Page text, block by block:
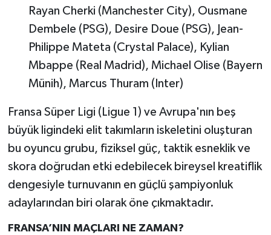
Rayan Cherki (Manchester City), Ousmane
Dembele (PSG), Desire Doue (PSG), Jean-
Philippe Mateta (Crystal Palace), Kylian
Mbappe (Real Madrid), Michael Olise (Bayern
Münih), Marcus Thuram (Inter)
Fransa Süper Ligi (Ligue 1) ve Avrupa'nın beş
büyük ligindeki elit takımların iskeletini oluşturan
bu oyuncu grubu, fiziksel güç, taktik esneklik ve
skora doğrudan etki edebilecek bireysel kreatiflik
dengesiyle turnuvanın en güçlü şampiyonluk
adaylarından biri olarak öne çıkmaktadır.
FRANSA’NIN MAÇLARI NE ZAMAN?